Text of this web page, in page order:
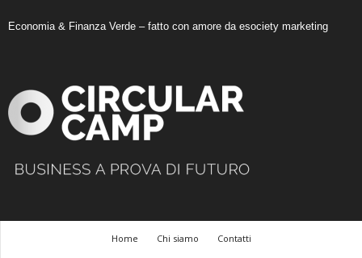
Economia & Finanza Verde – fatto con amore da esociety marketing
Home Chi siamo
Contatti